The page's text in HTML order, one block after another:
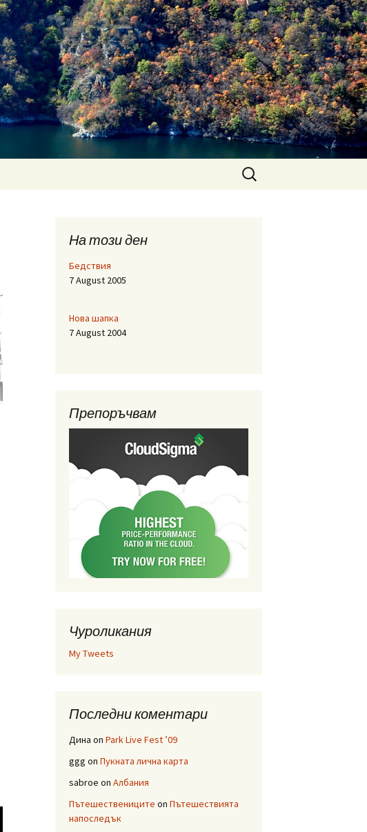
Search
for:
На този ден
Бедствия
7 August 2005
Нова шапка
7 August 2004
Препоръчвам
Чуроликания
My Tweets
Последни коментари
Дина on Park Live Fest ’09
ggg on Пукната лична карта
sabroe on Албания
Пътешествениците on Пътешествията
напоследък